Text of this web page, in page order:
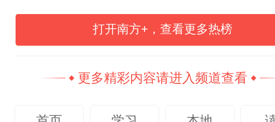
都在生死线上挣扎，渠道费用被一压再
壳在新房业务上的压力或越来越大。
新业务的“漂亮数据”与“冰冷现实”
打开南方+，查看更多热榜
更多精彩内容请进入频道查看